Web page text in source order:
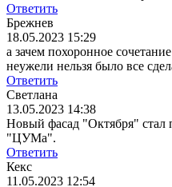
Ответить
Брежнев
18.05.2023 15:29
а зачем похоронное
неужели нельзя было все
Ответить
Светлана
13.05.2023 14:38
Новый фасад "Октября"
"ЦУМа".
Ответить
Кекс
11.05.2023 12:54